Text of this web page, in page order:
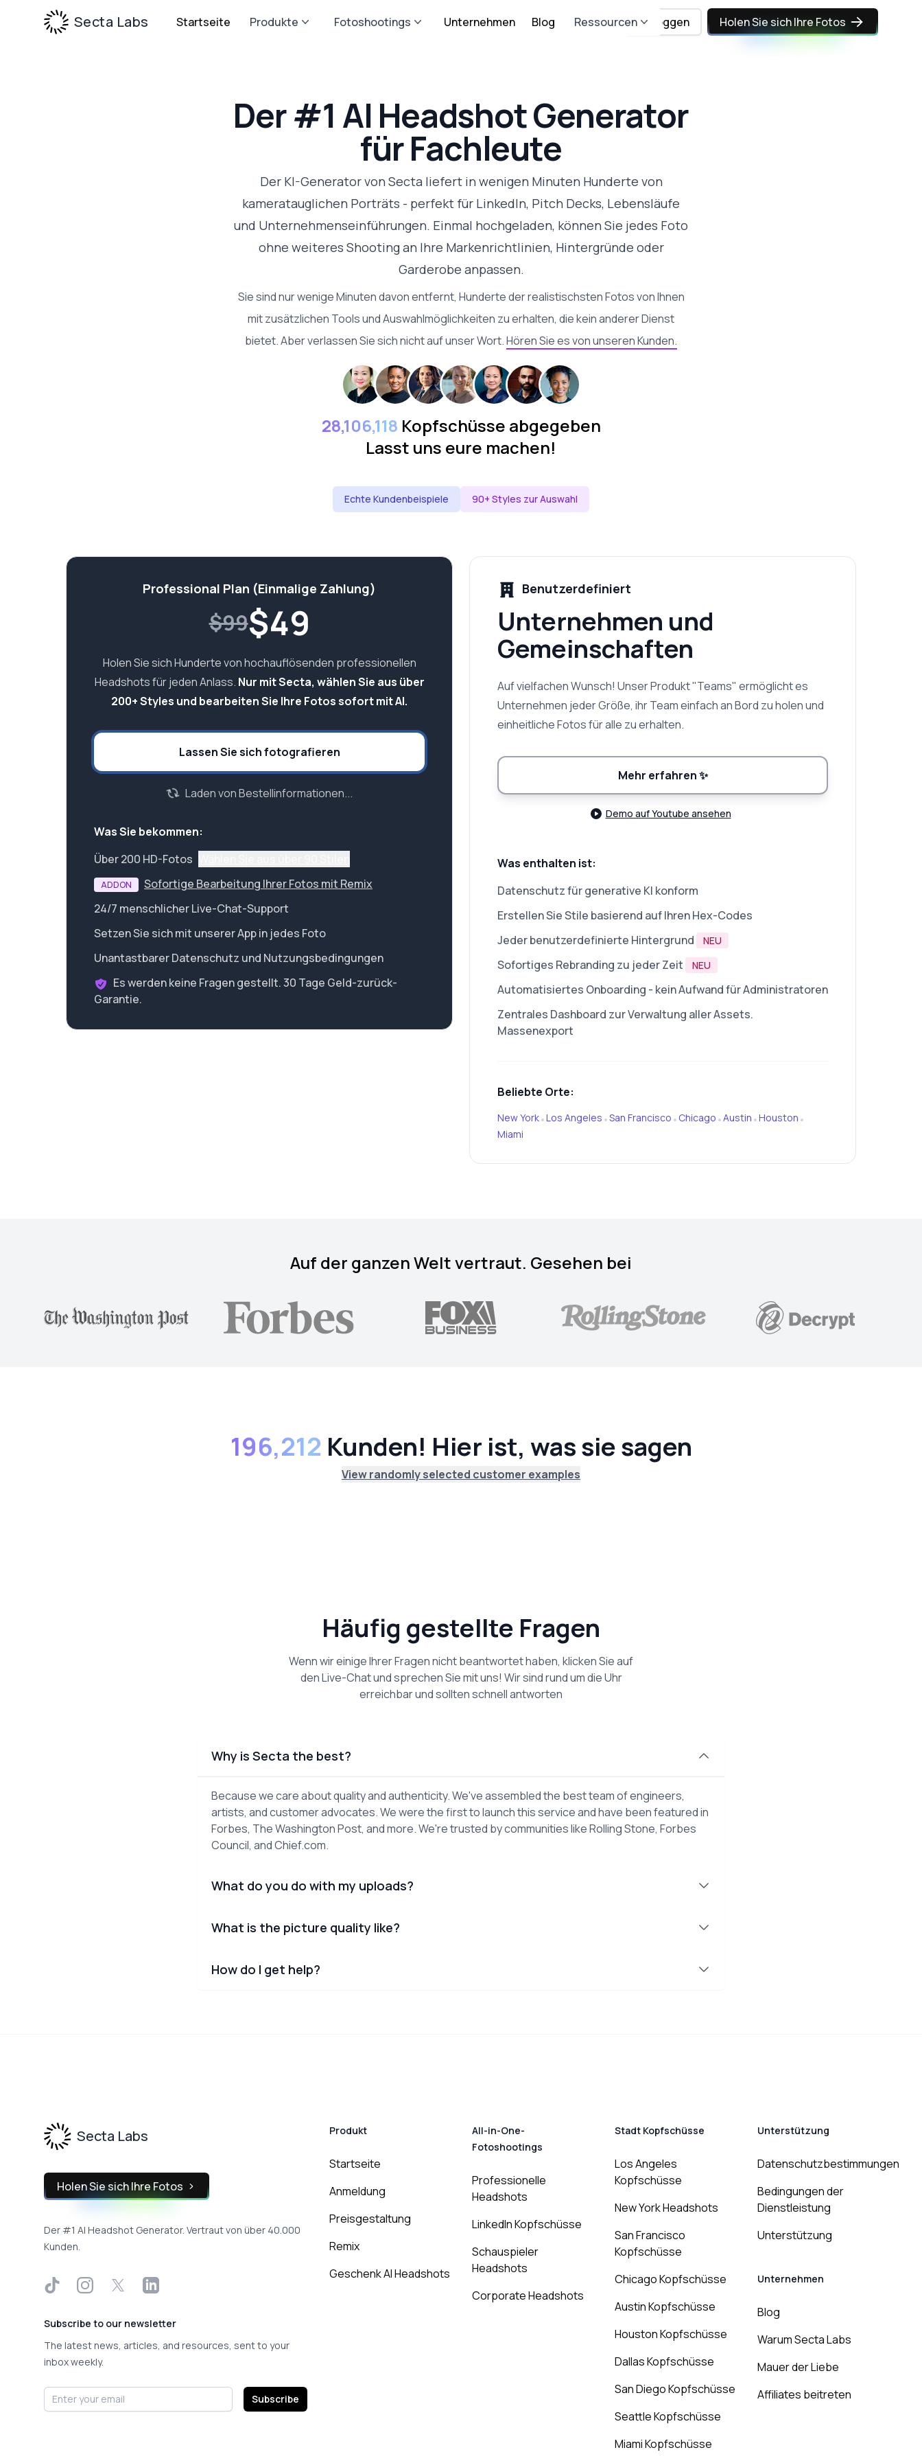
Secta Labs Startseite Produkte Fotoshootings Unternehmen Blog Ressourcen Einloggen Holen Sie sich Ihre Fotos
Der #1 AI Headshot Generator
für Fachleute
Der KI-Generator von Secta liefert in wenigen Minuten Hunderte von
kameratauglichen Porträts - perfekt für LinkedIn, Pitch Decks, Lebensläufe
und Unternehmenseinführungen. Einmal hochgeladen, können Sie jedes Foto
ohne weiteres Shooting an Ihre Markenrichtlinien, Hintergründe oder
Garderobe anpassen.
Sie sind nur wenige Minuten davon entfernt, Hunderte der realistischsten Fotos von Ihnen
mit zusätzlichen Tools und Auswahlmöglichkeiten zu erhalten, die kein anderer Dienst
bietet. Aber verlassen Sie sich nicht auf unser Wort.Hören Sie es von unseren Kunden.
28,106,118 Kopfschüsse abgegeben
Lasst uns eure machen!
Echte Kundenbeispiele 90+ Styles zur Auswahl
Professional Plan (Einmalige Zahlung)
$99$49
Holen Sie sich Hunderte von hochauflösenden professionellen
Headshots für jeden Anlass. Nur mit Secta, wählen Sie aus über
200+ Styles und bearbeiten Sie Ihre Fotos sofort mit AI.
Lassen Sie sich fotografieren
Laden von Bestellinformationen...
Was Sie bekommen:
Über 200 HD-Fotos
ADDON
Sofortige Bearbeitung Ihrer Fotos mit Remix
24/7 menschlicher Live-Chat-Support
Setzen Sie sich mit unserer App in jedes Foto
Unantastbarer Datenschutz und Nutzungsbedingungen
Es werden keine Fragen gestellt. 30 Tage Geld-zurück-
Garantie.
Benutzerdefiniert
Unternehmen und
Gemeinschaften
Auf vielfachen Wunsch! Unser Produkt "Teams" ermöglicht es
Unternehmen jeder Größe, ihr Team einfach an Bord zu holen und
einheitliche Fotos für alle zu erhalten.
Mehr erfahren✨
Demo auf Youtube ansehen
Was enthalten ist:
Datenschutz für generative KI konform
Erstellen Sie Stile basierend auf Ihren Hex-Codes
Jeder benutzerdefinierte Hintergrund
NEU
Sofortiges Rebranding zu jeder Zeit NEU
Automatisiertes Onboarding - kein Aufwand für Administratoren
Zentrales Dashboard zur Verwaltung aller Assets.
Massenexport
Beliebte Orte:
New York•Los Angeles •San Francisco • Chicago •Austin •Houston •
Miami
Auf der ganzen Welt vertraut. Gesehen bei
196,212 Kunden! Hier ist, was sie sagen
View randomly selected customer examples
Häufig gestellte Fragen
Wenn wir einige Ihrer Fragen nicht beantwortet haben, klicken Sie auf
den Live-Chat und sprechen Sie mit uns! Wir sind rund um die Uhr
erreichbar und sollten schnell antworten
Why is Secta the best?
Because we care about quality and authenticity. We've assembled the best team of engineers,
artists, and customer advocates. We were the first to launch this service and have been featured in
Forbes, The Washington Post, and more. We're trusted by communities like Rolling Stone, Forbes
Council, and Chief.com.
What do you do with my uploads?
What is the picture quality like?
How do I get help?
Secta Labs
Holen Sie sich Ihre Fotos
Der #1 AI Headshot Generator. Vertraut von über 40.000
Kunden.
TikTokInstagram
X LinkedIn
Subscribe to our newsletter
The latest news, articles, and resources, sent to your
inbox weekly.
Email address Subscribe
Produkt
Startseite
Anmeldung
Preisgestaltung
Remix
Geschenk AI Headshots
All-in-One-
Fotoshootings
Professionelle
Headshots
LinkedIn Kopfschüsse
Schauspieler
Headshots
Corporate Headshots
Stadt Kopfschüsse
Los Angeles
Kopfschüsse
New York Headshots
San Francisco
Kopfschüsse
Chicago Kopfschüsse
Austin Kopfschüsse
Houston Kopfschüsse
Dallas Kopfschüsse
San Diego Kopfschüsse
Seattle Kopfschüsse
Miami Kopfschüsse
Unterstützung
Datenschutzbestimmungen
Bedingungen der
Dienstleistung
Unterstützung
Unternehmen
Blog
Warum Secta Labs
Mauer der Liebe
Affiliates beitreten